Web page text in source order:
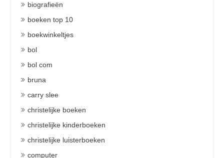
biografieën
boeken top 10
boekwinkeltjes
bol
bol com
bruna
carry slee
christelijke boeken
christelijke kinderboeken
christelijke luisterboeken
computer